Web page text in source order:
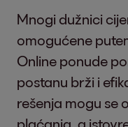
Mnogi dužnici
omogućene
Online ponude
postanu brži i
rešenja mogu se
plaćanja, a